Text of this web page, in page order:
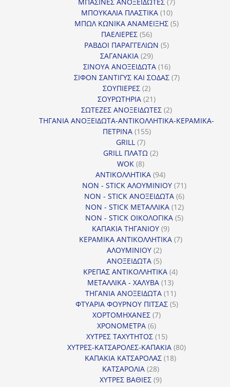
ΜΠΟΥΚΑΛΙΑ ΠΛΑΣΤΙΚΑ 1010
προϊόντα
ΜΠΩΛ ΚΩΝΙΚΑ ΑΝΑΜΕΙΞΗΣ 55
ΠΑΕΛΙΕΡΕΣ 5656
προϊόντα
ΡΑΒΔΟΙ ΠΑΡΑΓΓΕΛΙΩΝ 55
ΣΑΓΑΝΑΚΙΑ 2929
προϊόντα
ΣΙΝΟΥΑ ΑΝΟΞΕΙΔΩΤΑ 1616
προϊόντα
ΣΙΦΟΝ ΣΑΝΤΙΓΥΣ ΚΑΙ ΣΟΔΑΣ 77
ΣΟΥΠΙΕΡΕΣ 22
προϊόντα
ΣΟΥΡΩΤΗΡΙΑ 2121
προϊόντα
ΣΩΤΕΖΕΣ ΑΝΟΞΕΙΔΩΤΕΣ 22
προϊόντα
ΤΗΓΑΝΙΑ ΑΝΟΞΕΙΔΩΤΑ-ΑΝΤΙΚΟΛΛΗΤΙΚΑ-ΚΕΡΑΜΙΚΑ-
ΠΕΤΡΙΝΑ 155155
GRILL 77
προϊόντα
GRILL ΠΛΑΤΩ 22
WOK 88
προϊόντα
ΑΝΤΙΚΟΛΛΗΤΙΚΑ 9494
προϊόντα
NON - STICK ΑΛΟΥΜΙΝΙΟΥ 7171
προϊόντα
NON - STICK ΑΝΟΞΕΙΔΩΤΑ 66
προϊόντα
NON - STICK ΜΕΤΑΛΛΙΚΑ 1212
προϊόντα
NON - STICK ΟΙΚΟΛΟΓΙΚΑ 55
ΚΑΠΑΚΙΑ ΤΗΓΑΝΙΟΥ 99
προϊόντα
ΚΕΡΑΜΙΚΑ ΑΝΤΙΚΟΛΛΗΤΙΚΑ 77
ΑΛΟΥΜΙΝΙΟΥ 22
προϊόντα
ΑΝΟΞΕΙΔΩΤΑ 55
προϊόντα
ΚΡΕΠΑΣ ΑΝΤΙΚΟΛΛΗΤΙΚΑ 44
ΜΕΤΑΛΛΙΚΑ - ΧΑΛΥΒΑ 1313
προϊόντα
ΤΗΓΑΝΙΑ ΑΝΟΞΕΙΔΩΤΑ 1111
προϊόντα
ΦΤΥΑΡΙΑ ΦΟΥΡΝΟΥ ΠΙΤΣΑΣ 55
ΧΟΡΤΟΜΗΧΑΝΕΣ 77
ΧΡΟΝΟΜΕΤΡΑ 66
προϊόντα
ΧΥΤΡΕΣ ΤΑΧΥΤΗΤΟΣ 1515
προϊόντα
ΧΥΤΡΕΣ-ΚΑΤΣΑΡΟΛΕΣ-ΚΑΠΑΚΙΑ 8080
ΚΑΠΑΚΙΑ ΚΑΤΣΑΡΟΛΑΣ 1818
ΚΑΤΣΑΡΟΛΙΑ 2828
προϊόντα
ΧΥΤΡΕΣ ΒΑΘΙΕΣ 99